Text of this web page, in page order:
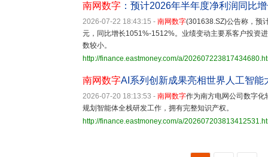
南网数字 ：预计2026年半年度净利润同比
2026-07-22 18:43:15 - 南网数字(301638.SZ)公告称，预
元，同比增长1051%-1512%。业绩变动主要系客户投资
数较小。
http://finance.eastmoney.com/a/
南网数字AI系列创新成果亮相世界人工智能
2026-07-20 18:13:53 - 南网数字作为南方电网公司数字化
规划智能体全栈研发工作，拥有完整知识产权。
http://finance.eastmoney.com/a/